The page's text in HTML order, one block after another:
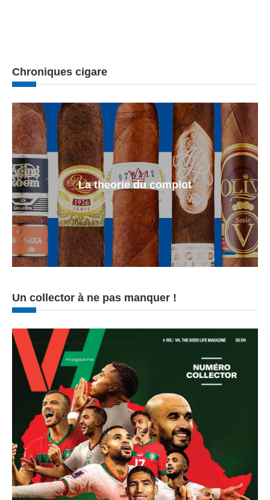
Chroniques cigare
La theorie du complot
Un collector à ne pas manquer !